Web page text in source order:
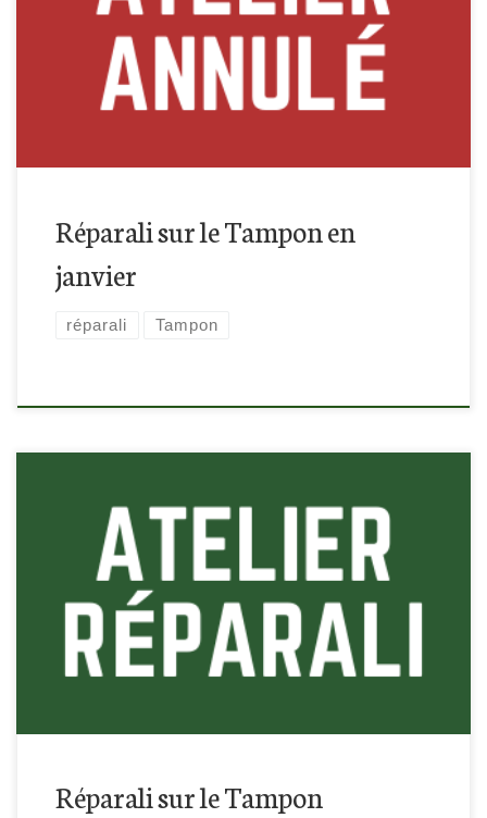
Retrouvez-nous à la médiathèque du Tampon, tous les
derniers mercredis du mois :)
Réparali sur le Tampon en
janvier
réparali Tampon
Retrouvez-nous à la médiathèque du Tampon, tous les
derniers mercredis du mois :)
Réparali sur le Tampon